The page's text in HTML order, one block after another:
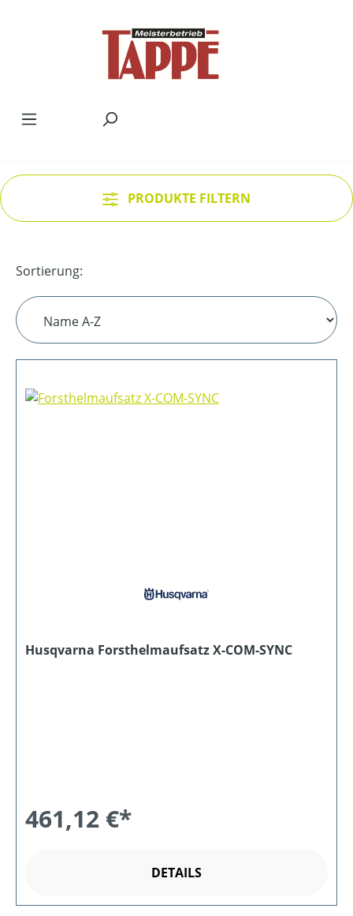
PRODUKTE FILTERN
Sortierung:
Husqvarna Forsthelmaufsatz X-COM-SYNC
461,12 €*
DETAILS